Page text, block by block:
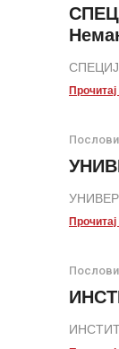
Послови
Послови